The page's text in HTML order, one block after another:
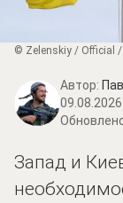
© Zеlеnskiу / Оfficiаl /
Автор:
Запад и